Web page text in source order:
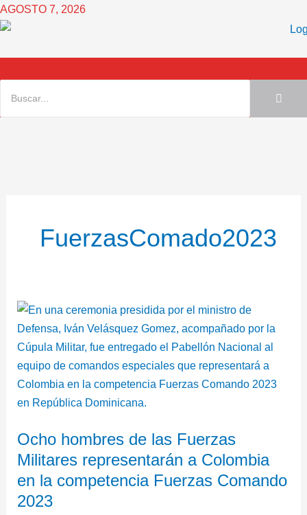
Ir
al
AGOSTO 7, 2026
FuerzasComado2023
Ocho hombres de las Fuerzas
Militares representarán a Colombia
en la competencia Fuerzas Comando
2023
Ocho
hombres
de
las
Fuerzas
Militares
a
Colombia
en
la